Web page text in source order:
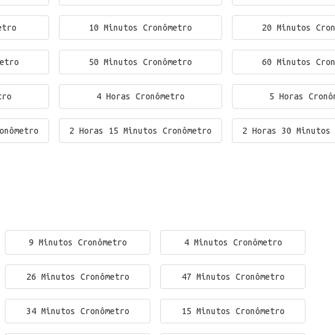
10 Minutos Cronômetro 20 Minutos
50 Minutos Cronômetro 60 Minutos
4 Horas Cronômetro 5 Horas
2 Horas 15 Minutos Cronômetro 2 Horas 30 Minutos
9 Minutos Cronômetro 4 Minutos Cronômetro
26 Minutos Cronômetro 47 Minutos Cronômetro
34 Minutos Cronômetro 15 Minutos Cronômetro